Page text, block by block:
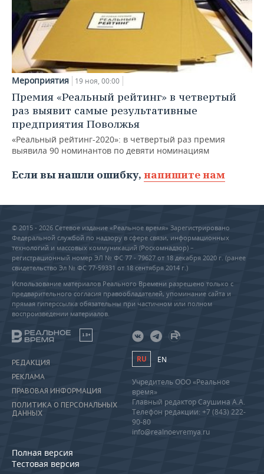
Мероприятия 19 ноя, 00:00
Премия «Реальный рейтинг» в четвертый
раз выявит самые результативные
предприятия Поволжья
«Реальный рейтинг-2020»: в четвертый раз премия
выявила 90 номинантов по девяти номинациям
Если вы нашли ошибку, напишите нам
© 2015 - 2026 Сетевое издание «Реальное время» Зарегистрировано
Федеральной службой по надзору в сфере связи, информационных
технологий и массовых коммуникаций (Роскомнадзор) –
регистрационный номер ЭЛ № ФС 77 - 79627 от 18 декабря 2020 г. (ранее
свидетельство Эл № ФС 77-59331 от 18 сентября 2014 г.)
Использование материалов Реального Времени разрешено только с
предварительного согласия правообладателей, упоминание сайта и
прямая гиперссылка обязательны при частичном или полном
воспроизведении материалов.
18+
РЕДАКЦИЯ
РЕКЛАМА
ПРАВОВАЯ ИНФОРМАЦИЯ
ПОЛИТИКА О ПЕРСОНАЛЬНЫХ
ДАННЫХ
Полная версия
Тестовая версия
RU EN
Учредитель ООО «Реальное
время»
Главный редактор Саушина А.А.
Телефон редакции: +7 (843) 222-
90-80
info@realnoevremya.ru